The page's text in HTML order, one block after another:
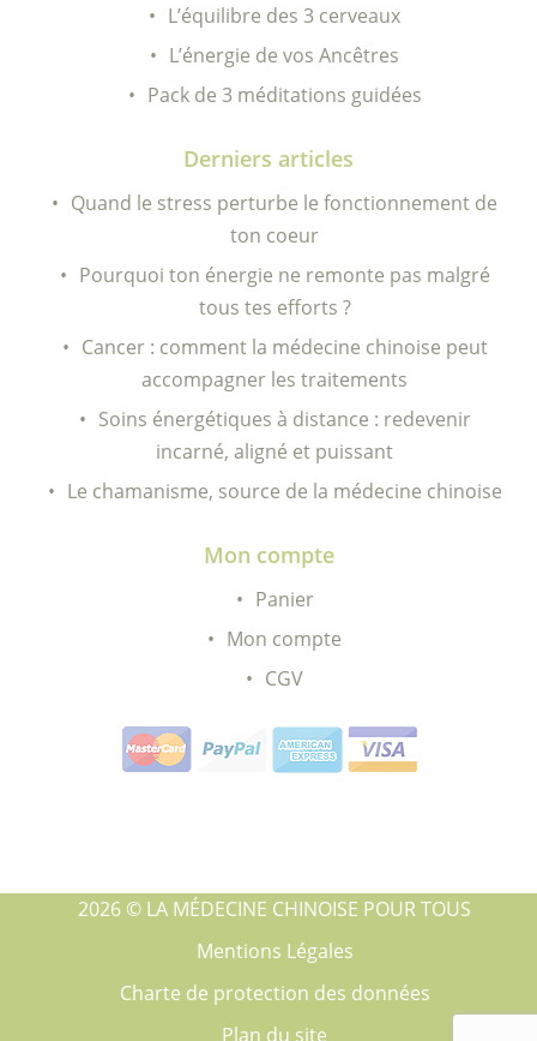
L’équilibre des 3 cerveaux
L’énergie de vos Ancêtres
Pack de 3 méditations guidées
Derniers articles
Quand le stress perturbe le fonctionnement de
ton coeur
Pourquoi ton énergie ne remonte pas malgré
tous tes efforts ?
Cancer : comment la médecine chinoise peut
accompagner les traitements
Soins énergétiques à distance : redevenir
incarné, aligné et puissant
Le chamanisme, source de la médecine chinoise
Mon compte
Panier
Mon compte
CGV
2026 © LA MÉDECINE CHINOISE POUR TOUS
Mentions Légales
Charte de protection des données
Plan du site